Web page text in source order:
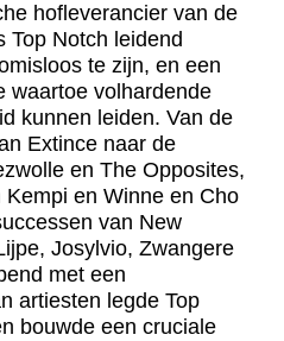
hofleverancier van de
Top Notch leidend
te zijn, en een
waartoe volhardende
kunnen leiden. Van de
Extince naar de
en The Opposites,
en Winne en Cho
van New
Josylvio, Zwangere
met een
artiesten legde Top
bouwde een cruciale